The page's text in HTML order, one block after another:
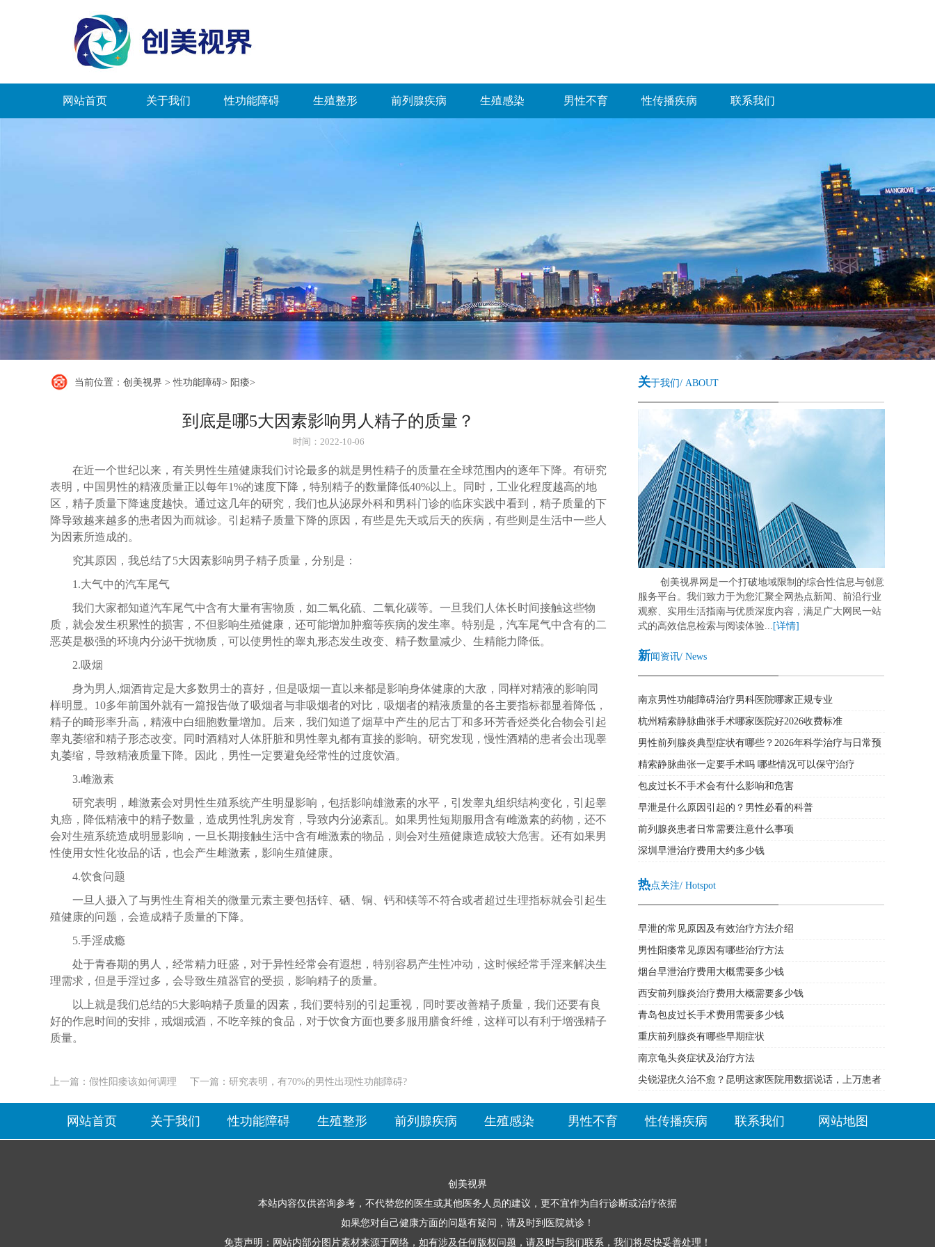
网站首页 关于我们 性功能障碍 生殖整形 前列腺疾病 生殖感染 男性不育 性传播疾病 联系我们
当前位置： 创美视界 >性功能障碍> 阳痿>
到底是哪5大因素影响男人精子的质量？
时间：2022-10-06
在近一个世纪以来，有关男性生殖健康我们讨论最多的就是男性精子的质量在全球范围内的逐年下降。有研究
表明，中国男性的精液质量正以每年1%的速度下降，特别精子的数量降低40%以上。同时，工业化程度越高的地
区，精子质量下降速度越快。通过这几年的研究，我们也从泌尿外科和男科门诊的临床实践中看到，精子质量的下
降导致越来越多的患者因为而就诊。引起精子质量下降的原因，有些是先天或后天的疾病，有些则是生活中一些人
为因素所造成的。
究其原因，我总结了5大因素影响男子精子质量，分别是：
1.大气中的汽车尾气
我们大家都知道汽车尾气中含有大量有害物质，如二氧化硫、二氧化碳等。一旦我们人体长时间接触这些物
质，就会发生积累性的损害，不但影响生殖健康，还可能增加肿瘤等疾病的发生率。特别是，汽车尾气中含有的二
恶英是极强的环境内分泌干扰物质，可以使男性的睾丸形态发生改变、精子数量减少、生精能力降低。
2.吸烟
身为男人,烟酒肯定是大多数男士的喜好，但是吸烟一直以来都是影响身体健康的大敌，同样对精液的影响同
样明显。10多年前国外就有一篇报告做了吸烟者与非吸烟者的对比，吸烟者的精液质量的各主要指标都显着降低，
精子的畸形率升高，精液中白细胞数量增加。后来，我们知道了烟草中产生的尼古丁和多环芳香烃类化合物会引起
睾丸萎缩和精子形态改变。同时酒精对人体肝脏和男性睾丸都有直接的影响。研究发现，慢性酒精的患者会出现睾
丸萎缩，导致精液质量下降。因此，男性一定要避免经常性的过度饮酒。
3.雌激素
研究表明，雌激素会对男性生殖系统产生明显影响，包括影响雄激素的水平，引发睾丸组织结构变化，引起睾
丸癌，降低精液中的精子数量，造成男性乳房发育，导致内分泌紊乱。如果男性短期服用含有雌激素的药物，还不
会对生殖系统造成明显影响，一旦长期接触生活中含有雌激素的物品，则会对生殖健康造成较大危害。还有如果男
性使用女性化妆品的话，也会产生雌激素，影响生殖健康。
4.饮食问题
一旦人摄入了与男性生育相关的微量元素主要包括锌、硒、铜、钙和镁等不符合或者超过生理指标就会引起生
殖健康的问题，会造成精子质量的下降。
5.手淫成瘾
处于青春期的男人，经常精力旺盛，对于异性经常会有遐想，特别容易产生性冲动，这时候经常手淫来解决生
理需求，但是手淫过多，会导致生殖器官的受损，影响精子的质量。
以上就是我们总结的5大影响精子质量的因素，我们要特别的引起重视，同时要改善精子质量，我们还要有良
好的作息时间的安排，戒烟戒酒，不吃辛辣的食品，对于饮食方面也要多服用膳食纤维，这样可以有利于增强精子
质量。
上一篇： 假性阳痿该如何调理 下一篇： 研究表明，有70%的男性出现性功能障碍?
关于我们/ ABOUT
创美视界网是一个打破地域限制的综合性信息与创意
服务平台。我们致力于为您汇聚全网热点新闻、前沿行业
观察、实用生活指南与优质深度内容，满足广大网民一站
式的高效信息检索与阅读体验... [详情]
新闻资讯/ News
南京男性功能障碍治疗男科医院哪家正规专业
杭州精索静脉曲张手术哪家医院好2026收费标准
男性前列腺炎典型症状有哪些？2026年科学治疗与日常预
防全攻略
精索静脉曲张一定要手术吗 哪些情况可以保守治疗
包皮过长不手术会有什么影响和危害
早泄是什么原因引起的？男性必看的科普
前列腺炎患者日常需要注意什么事项
深圳早泄治疗费用大约多少钱
热点关注/ Hotspot
早泄的常见原因及有效治疗方法介绍
男性阳痿常见原因有哪些治疗方法
烟台早泄治疗费用大概需要多少钱
西安前列腺炎治疗费用大概需要多少钱
青岛包皮过长手术费用需要多少钱
重庆前列腺炎有哪些早期症状
南京龟头炎症状及治疗方法
尖锐湿疣久治不愈？昆明这家医院用数据说话，上万患者
网站首页 关于我们 性功能障碍 生殖整形 前列腺疾病 生殖感染 男性不育 性传播疾病 联系我们 网站地图
创美视界
本站内容仅供咨询参考，不代替您的医生或其他医务人员的建议，更不宜作为自行诊断或治疗依据
如果您对自己健康方面的问题有疑问，请及时到医院就诊！
免责声明：网站内部分图片素材来源于网络，如有涉及任何版权问题，请及时与我们联系，我们将尽快妥善处理！